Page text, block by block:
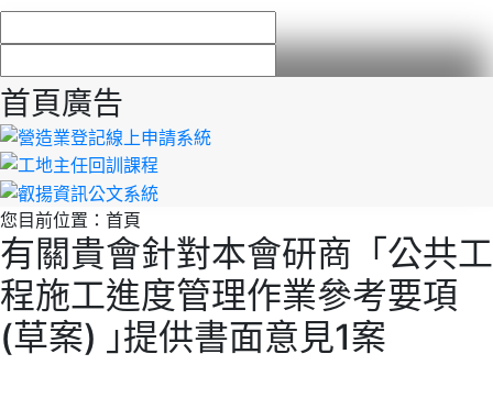
首頁廣告
您目前位置： 首頁
有關貴會針對本會研商「公共工
程施工進度管理作業參考要項
(草案) ｣提供書面意見1案